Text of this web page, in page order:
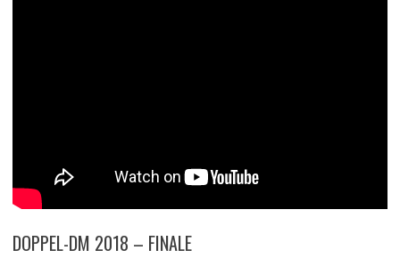
DOPPEL-DM 2018 – FINALE